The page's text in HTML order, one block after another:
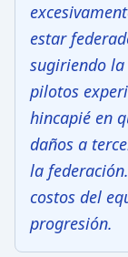
estar
sugiriendo
pilotos
hincapié en
daños a
la
costos del
progresión.